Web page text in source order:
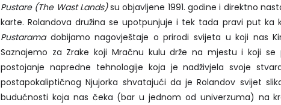
Pustare (The Wast Lands)su objavljene 1991. godine i direktno
karte. Rolandova družina se upotpunjuje i tek tada pravi put ka
Pustarama dobijamo nagovještaje o prirodi svijeta u koji nas
Saznajemo za Zrake koji Mračnu kulu drže na mjestu i koji se
postojanje napredne tehnologije koja je nadživjela svoje
postapokaliptičnog Njujorka shvatajući da je Rolandov svijet
budućnosti koja nas čeka (bar u jednom od univerzuma) na